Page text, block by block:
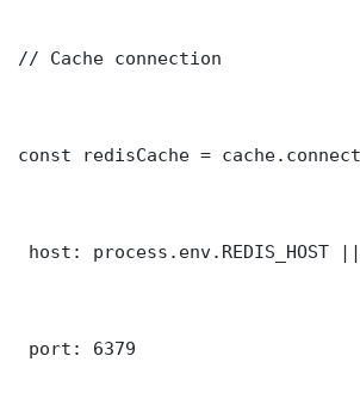
// Cache connection
const redisCache =
host:
port: 6379